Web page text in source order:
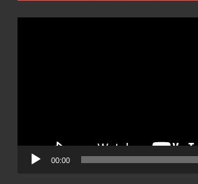
00:00